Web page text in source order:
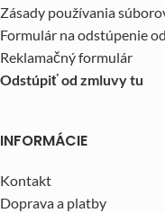
Zásady používania
Formulár na odstúpenie
Reklamačný formulár
Odstúpiť od zmluvy tu
INFORMÁCIE
Kontakt
Doprava a platby